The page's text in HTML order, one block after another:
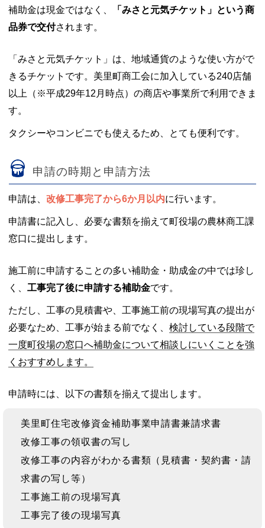
補助金は現金ではなく、
「みさと元気チケット」という商
品券で交付されます。
「みさと元気チケット」は、地域通貨のような使い方がで
きるチケットです。美里町商工会に加入している240店舗
以上（※平成29年12月時点）の商店や事業所で利用できま
す。
タクシーやコンビニでも使えるため、とても便利です。
申請の時期と申請方法
申請は、 改修工事完了から6か月以内に行います。
申請書に記入し、必要な書類を揃えて町役場の農林商工課
窓口に提出します。
施工前に申請することの多い補助金・助成金の中では珍し
く、 工事完了後に申請する補助金です。
ただし、工事の見積書や、工事施工前の現場写真の提出が
必要なため、工事が始まる前でなく、 検討している段階で
一度町役場の窓口へ補助金について相談しにいくことを強
くおすすめします。
申請時には、以下の書類を揃えて提出します。
美里町住宅改修資金補助事業申請書兼請求書
改修工事の領収書の写し
改修工事の内容がわかる書類（見積書・契約書・請
求書の写し等）
工事施工前の現場写真
工事完了後の現場写真